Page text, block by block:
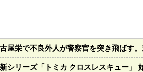
古屋栄で不良外人が警察官を突き飛ばす
新シリーズ「トミカ クロスレスキュー」